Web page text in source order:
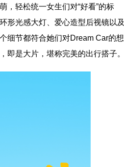
，轻松统一女生们对“好看”的标
形光感大灯、爱心造型后视镜以及
细节都符合她们对Dream Car的想
即是大片，堪称完美的出行搭子。